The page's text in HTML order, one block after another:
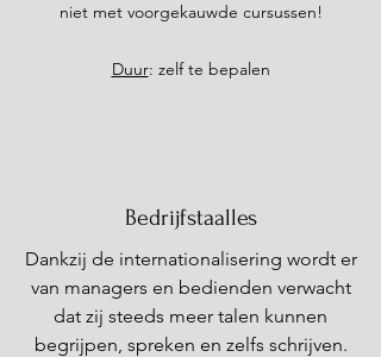
niet met voorgekauwde cursussen!
Duur: zelf te bepalen
Bedrijfstaalles
Dankzij de internationalisering wordt er
van managers en bedienden verwacht
dat zij steeds meer talen kunnen
begrijpen, spreken en zelfs schrijven.